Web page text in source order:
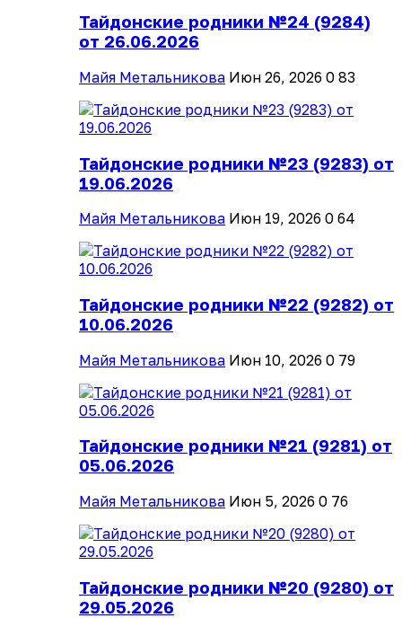
Тайдонские родники №24 (9284)
от 26.06.2026
Майя Метальникова Июн 26, 2026 0 83
Тайдонские родники №23 (9283) от
19.06.2026
Майя Метальникова Июн 19, 2026 0 64
Тайдонские родники №22 (9282) от
10.06.2026
Майя Метальникова Июн 10, 2026 0 79
Тайдонские родники №21 (9281) от
05.06.2026
Майя Метальникова Июн 5, 2026 0 76
Тайдонские родники №20 (9280) от
29.05.2026